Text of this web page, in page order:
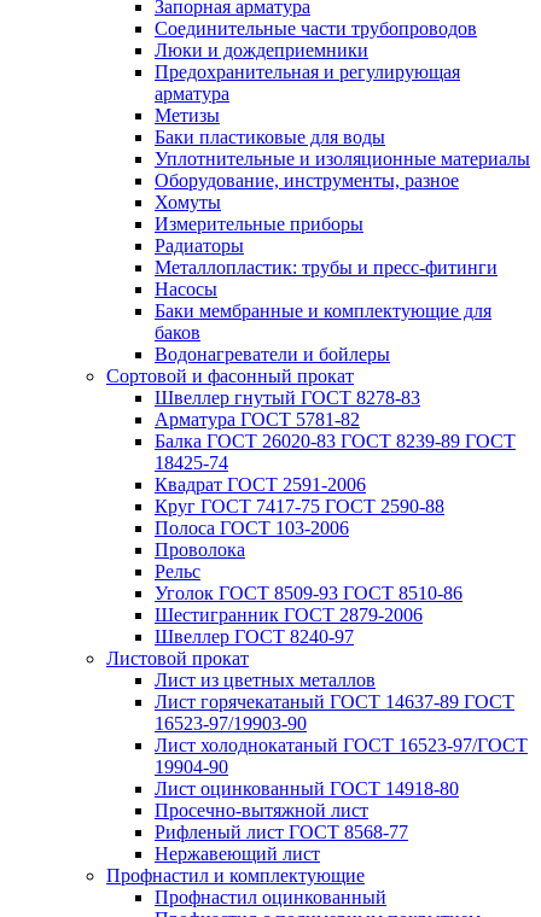
Запорная арматура
Соединительные части трубопроводов
Люки и дождеприемники
Предохранительная и регулирующая
арматура
Метизы
Баки пластиковые для воды
Уплотнительные и изоляционные материалы
Оборудование, инструменты, разное
Хомуты
Измерительные приборы
Радиаторы
Металлопластик: трубы и пресс-фитинги
Насосы
Баки мембранные и комплектующие для
баков
Водонагреватели и бойлеры
Сортовой и фасонный прокат
Швеллер гнутый ГОСТ 8278-83
Арматура ГОСТ 5781-82
Балка ГОСТ 26020-83 ГОСТ 8239-89 ГОСТ
18425-74
Квадрат ГОСТ 2591-2006
Круг ГОСТ 7417-75 ГОСТ 2590-88
Полоса ГОСТ 103-2006
Проволока
Рельс
Уголок ГОСТ 8509-93 ГОСТ 8510-86
Шестигранник ГОСТ 2879-2006
Швеллер ГОСТ 8240-97
Листовой прокат
Лист из цветных металлов
Лист горячекатаный ГОСТ 14637-89 ГОСТ
16523-97/19903-90
Лист холоднокатаный ГОСТ 16523-97/ГОСТ
19904-90
Лист оцинкованный ГОСТ 14918-80
Просечно-вытяжной лист
Рифленый лист ГОСТ 8568-77
Нержавеющий лист
Профнастил и комплектующие
Профнастил оцинкованный